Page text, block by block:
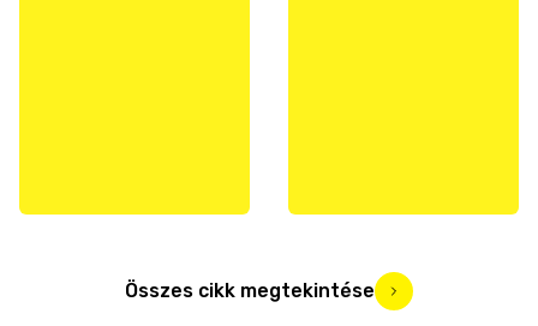
Összes cikk megtekintése